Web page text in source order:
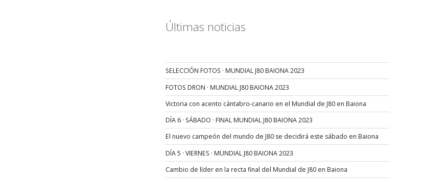
Últimas noticias
SELECCIÓN FOTOS · MUNDIAL J80 BAIONA 2023
FOTOS DRON · MUNDIAL J80 BAIONA 2023
Victoria con acento cántabro-canario en el Mundial de J80 en Baiona
DÍA 6 · SÁBADO · FINAL MUNDIAL J80 BAIONA 2023
El nuevo campeón del mundo de J80 se decidirá este sábado en Baiona
DÍA 5 · VIERNES · MUNDIAL J80 BAIONA 2023
Cambio de líder en la recta final del Mundial de J80 en Baiona